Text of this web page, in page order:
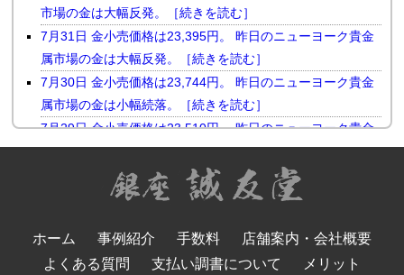
市場の金は大幅反発。［続きを読む］
7月31日 金小売価格は23,395円。 昨日のニューヨーク貴金
属市場の金は大幅反発。［続きを読む］
7月30日 金小売価格は23,744円。 昨日のニューヨーク貴金
属市場の金は小幅続落。［続きを読む］
7月29日 金小売価格は23,510円。 昨日のニューヨーク貴金
属市場の金は反落。［続きを読む］
7月28日 金小売価格は23,731円。 昨日のニューヨーク貴金
属市場の金は続伸。［続きを読む］
金属市場の金は反発。［続きを読む］
7月24日 金小売価格は23,655円。 昨日のニューヨーク貴金
ホーム 事例紹介 手数料
店舗案内・会社概要
よくある質問
支払い調書について メリット